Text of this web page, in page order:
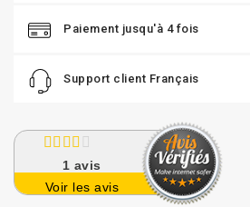
Paiement jusqu'à 4 fois
Support client Français
1 avis
Voir les avis